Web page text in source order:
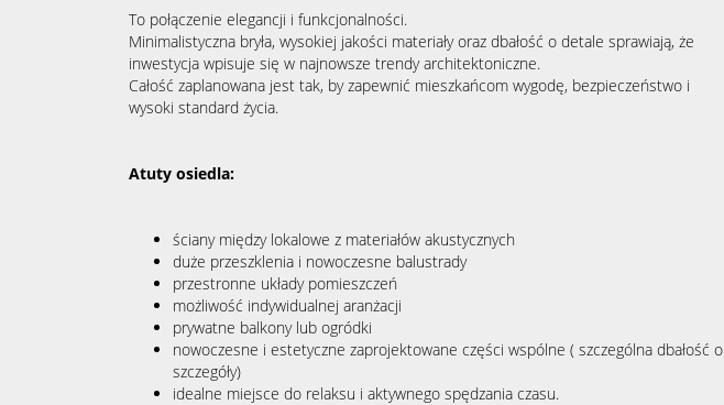
To połączenie elegancji i funkcjonalności.
Minimalistyczna bryła, wysokiej jakości materiały oraz dbałość o detale sprawiają, że
inwestycja wpisuje się w najnowsze trendy architektoniczne.
Całość zaplanowana jest tak, by zapewnić mieszkańcom wygodę, bezpieczeństwo i
wysoki standard życia.
Atuty osiedla:
ściany między lokalowe z materiałów akustycznych
duże przeszklenia i nowoczesne balustrady
przestronne układy pomieszczeń
możliwość indywidualnej aranżacji
prywatne balkony lub ogródki
nowoczesne i estetyczne zaprojektowane części wspólne ( szczególna dbałość o
szczegóły)
idealne miejsce do relaksu i aktywnego spędzania czasu.